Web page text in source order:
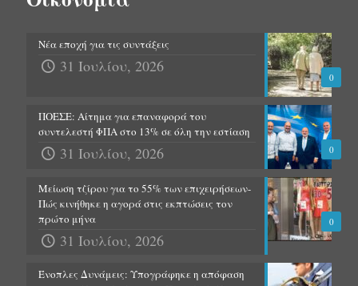
0
Νέα εποχή για τις συντάξεις
31 Ιουλίου, 2026
0
ΠΟΕΣΕ: Αίτημα για επαναφορά του
συντελεστή ΦΠΑ στο 13% σε όλη την εστίαση
31 Ιουλίου, 2026
0
Μείωση τζίρου για το 55% των επιχειρήσεων-
Πώς κινήθηκε η αγορά στις εκπτώσεις τον
πρώτο μήνα
31 Ιουλίου, 2026
Ένοπλες Δυνάμεις: Υπογράφηκε η απόφαση